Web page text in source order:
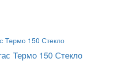
Термо 150 Стекло